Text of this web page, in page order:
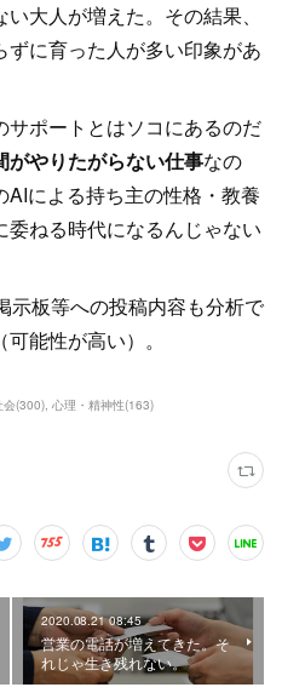
大人が増えた。その結果、
に育った人が多い印象があ
ポートとはソコにあるのだ
がやりたがらない仕事なの
による持ち主の性格・教養
ねる時代になるんじゃない
板等への投稿内容も分析で
能性が高い）。
会(300) 心理・精神性(163)
2020.08.21 08:45
営業の電話が増えてきた。そ
れじゃ生き残れない。